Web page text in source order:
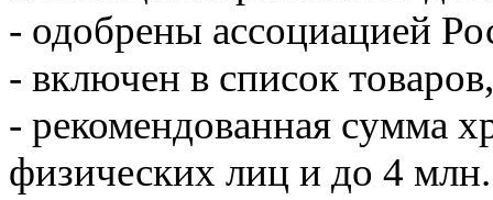
- одобрены ассоциацией
- включен в список
- рекомендованная сумма
физических лиц и до 4